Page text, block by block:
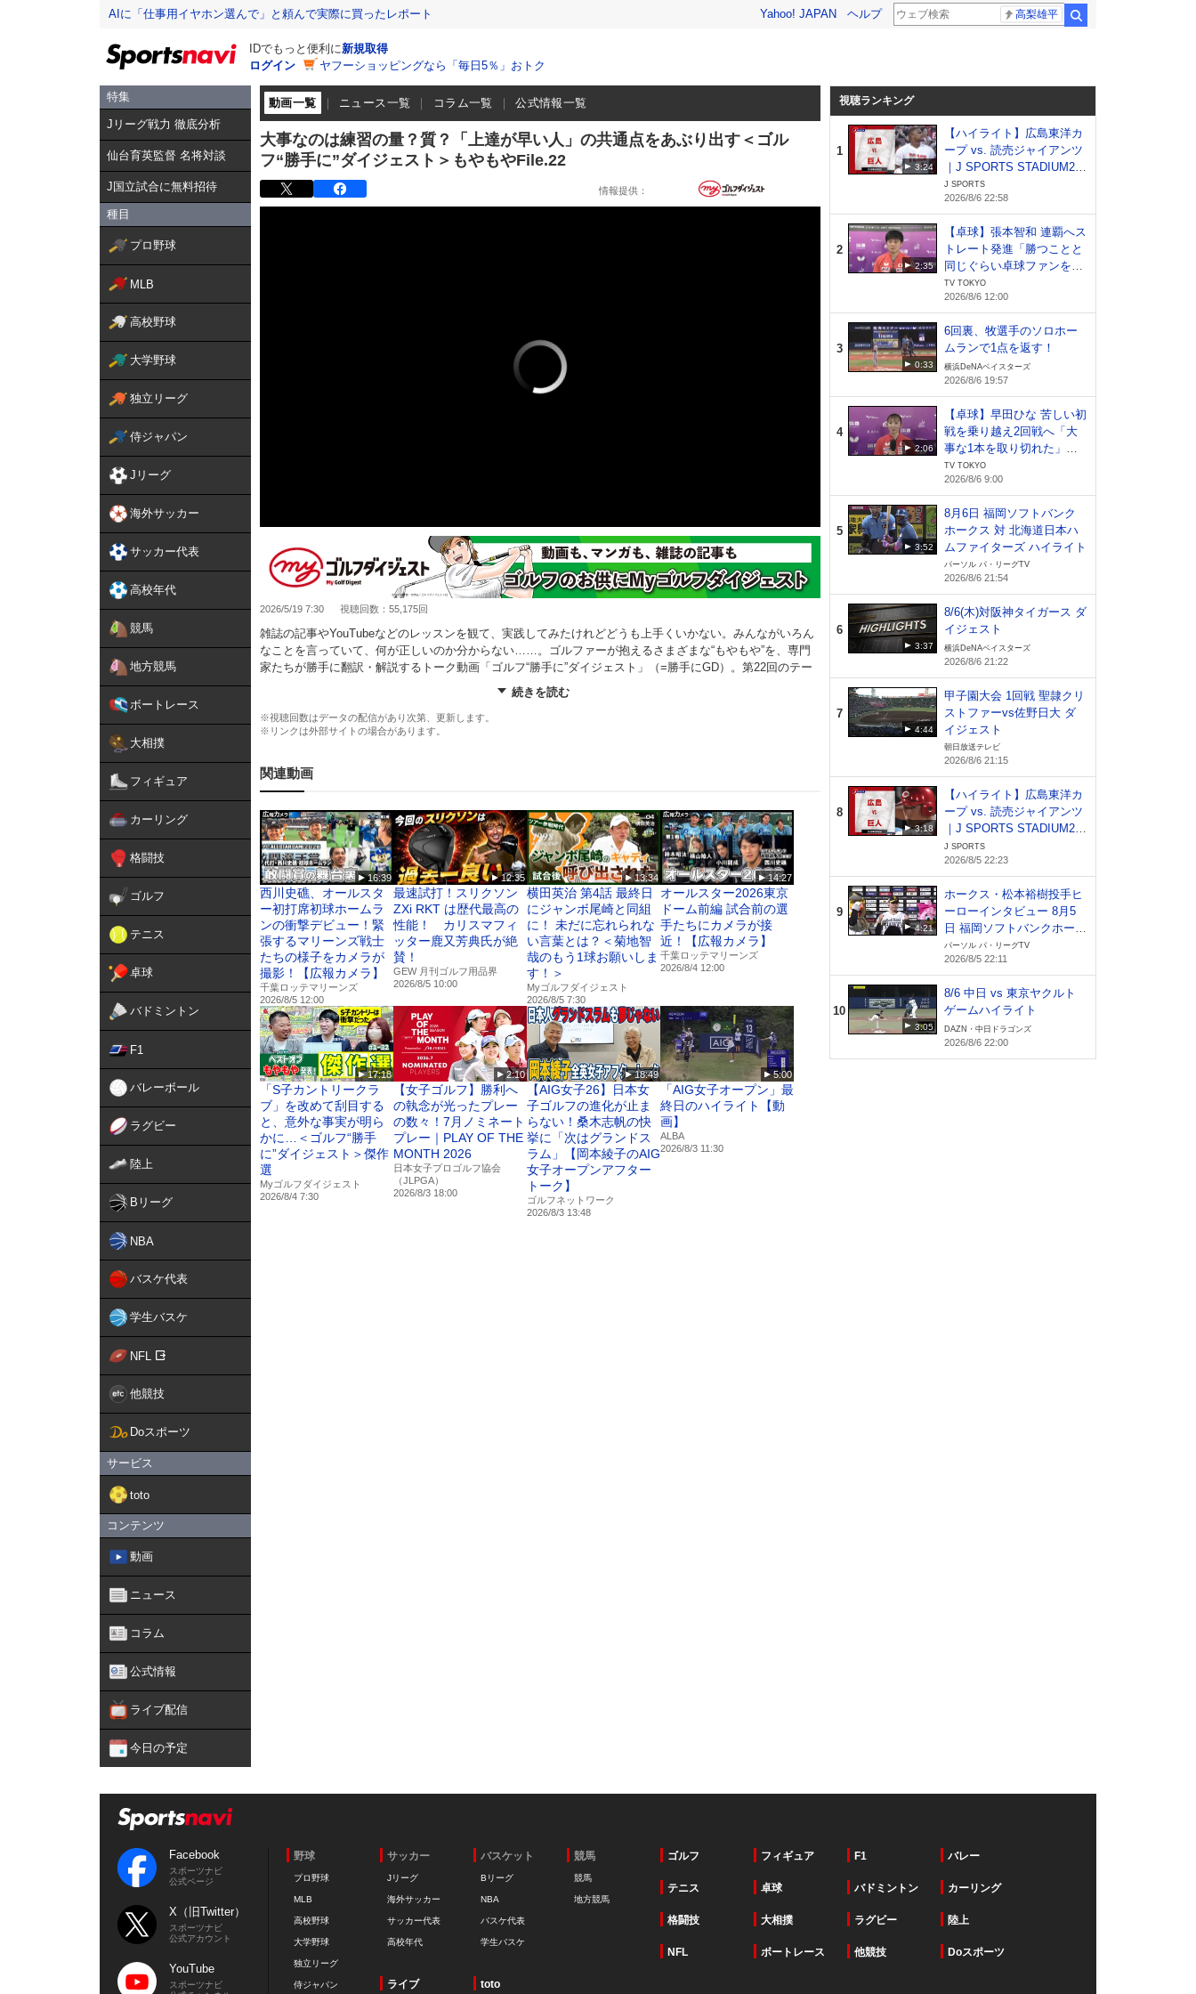
AIに「仕事用イヤホン選んで」と頼んで実際に買ったレポート Yahoo! JAPAN ヘルプ 高梨雄平
IDでもっと便利に新規取得
ログイン
ヤフーショッピングなら「毎日5％」おトク
特集
Jリーグ戦力 徹底分析
仙台育英監督 名将対談
J国立試合に無料招待
種目
プロ野球
MLB
高校野球
大学野球
独立リーグ
侍ジャパン
Jリーグ
海外サッカー
サッカー代表
高校年代
競馬
地方競馬
ボートレース
大相撲
フィギュア
カーリング
格闘技
ゴルフ
テニス
卓球
バドミントン
F1
バレーボール
ラグビー
陸上
Bリーグ
NBA
バスケ代表
学生バスケ
NFL
他競技
Doスポーツ
サービス
toto
コンテンツ
動画
ニュース
コラム
公式情報
ライブ配信
今日の予定
動画一覧 ニュース一覧 コラム一覧 公式情報一覧
大事なのは練習の量？質？「上達が早い人」の共通点をあぶり出す＜ゴル
フ“勝手に”ダイジェスト＞もやもやFile.22
2026/5/19 7:30 視聴回数：55,175回
雑誌の記事やYouTubeなどのレッスンを観て、実践してみたけれどどうも上手くいかない。みんながいろん
なことを言っていて、何が正しいのか分からない……。ゴルファーが抱えるさまざまな“もやもや”を、専門
家たちが勝手に翻訳・解説するトーク動画「ゴルフ“勝手に”ダイジェスト」（=勝手にGD）。第22回のテー
第22話：
https://my-golfdigest.jp/movie/p210587/
■■■Myゴルフダイジェスト公式ホームページ■■■
★オリジナル動画
https://my-golfdigest.jp/movie/
★みんなのゴルフダイジェスト
https://www.golfdigest-minna.jp/
■■■MyゴルフダイジェストのSNS■■■
★Facebook
https://www.facebook.com/MyGolfDigest/
★X
https://x.com/golfdigestjapan
「Myゴルフダイジェスト」は「週刊ゴルフダイジェスト」「月刊ゴルフダイジェスト」をはじめとしたゴル
フダイジェスト社の雑誌や書籍・コミック等のコンテンツを、ウェブ上で閲覧できる定額課金制サービスで
す。アニメ化された「オーイ! とんぼ」から懐かしの名作マンガまで、読み放題のラインナップもぞくぞく
追加！
続きを読む
※視聴回数はデータの配信があり次第、更新します。
※リンクは外部サイトの場合があります。
関連動画
16:39
西川史礁、オールスタ
ー初打席初球ホームラ
ンの衝撃デビュー！緊
張するマリーンズ戦士
たちの様子をカメラが
撮影！【広報カメラ】
千葉ロッテマリーンズ
2026/8/5 12:00
12:35
最速試打！スリクソン
ZXi RKT は歴代最高の
性能！ カリスマフィ
ッター鹿又芳典氏が絶
賛！
GEW 月刊ゴルフ用品界
2026/8/5 10:00
13:34
横田英治 第4話 最終日
にジャンボ尾崎と同組
に！ 未だに忘れられな
い言葉とは？＜菊地智
哉のもう1球お願いしま
す！＞
Myゴルフダイジェスト
2026/8/5 7:30
14:27
オールスター2026東京
ドーム前編 試合前の選
手たちにカメラが接
近！【広報カメラ】
千葉ロッテマリーンズ
2026/8/4 12:00
17:18
「S子カントリークラ
ブ」を改めて刮目する
と、意外な事実が明ら
かに…＜ゴルフ“勝手
に”ダイジェスト＞傑作
選
Myゴルフダイジェスト
2026/8/4 7:30
2:10
【女子ゴルフ】勝利へ
の執念が光ったプレー
の数々！7月ノミネート
プレー｜PLAY OF THE
MONTH 2026
日本女子プロゴルフ協会
（JLPGA）
2026/8/3 18:00
18:49
【AIG女子26】日本女
子ゴルフの進化が止ま
らない！桑木志帆の快
挙に「次はグランドス
ラム」【岡本綾子のAIG
女子オープンアフター
トーク】
ゴルフネットワーク
2026/8/3 13:48
5:00
「AIG女子オープン」最
終日のハイライト【動
画】
ALBA
2026/8/3 11:30
視聴ランキング
1
3:24
【ハイライト】広島東洋カ
ープ vs. 読売ジャイアンツ
｜J SPORTS STADIUM20
26（8月6日）
J SPORTS
2026/8/6 22:58
2
2:35
【卓球】張本智和 連覇へス
トレート発進「勝つことと
同じぐらい卓球ファンを増
やしたい」｜WTTチャンピ
オンズ横浜2026
TV TOKYO
2026/8/6 12:00
3
0:33
6回裏、牧選手のソロホー
ムランで1点を返す！
横浜DeNAベイスターズ
2026/8/6 19:57
4
2:06
【卓球】早田ひな 苦しい初
戦を乗り越え2回戦へ「大
事な1本を取り切れた」日
本開催でファンへ恩返し｜
WTTチャンピオンズ横浜20
26
TV TOKYO
2026/8/6 9:00
5
3:52
8月6日 福岡ソフトバンク
ホークス 対 北海道日本ハ
ムファイターズ ハイライト
パーソル パ・リーグTV
2026/8/6 21:54
6
3:37
8/6(木)対阪神タイガース ダ
イジェスト
横浜DeNAベイスターズ
2026/8/6 21:22
7
4:44
甲子園大会 1回戦 聖隷クリ
ストファーvs佐野日大 ダ
イジェスト
朝日放送テレビ
2026/8/6 21:15
8
3:18
【ハイライト】広島東洋カ
ープ vs. 読売ジャイアンツ
｜J SPORTS STADIUM20
26（8月5日）
J SPORTS
2026/8/5 22:23
9
4:21
ホークス・松本裕樹投手ヒ
ーローインタビュー 8月5
日 福岡ソフトバンクホーク
ス 対 北海道日本ハムファ
イターズ
パーソル パ・リーグTV
2026/8/5 22:11
10
3:05
8/6 中日 vs 東京ヤクルト
ゲームハイライト
DAZN・中日ドラゴンズ
2026/8/6 22:00
Facebook
スポーツナビ
公式ページ
X（旧Twitter）
スポーツナビ
公式アカウント
YouTube
スポーツナビ
野球
プロ野球
MLB
高校野球
大学野球
独立リーグ
侍ジャパン
サッカー
Jリーグ
海外サッカー
サッカー代表
高校年代
バスケット
Bリーグ
NBA
バスケ代表
学生バスケ
競馬
競馬
地方競馬
ゴルフ フィギュア F1 バレー
テニス 卓球 バドミントン カーリング
格闘技 大相撲 ラグビー 陸上
NFL ボートレース 他競技 Doスポーツ
ライブ toto